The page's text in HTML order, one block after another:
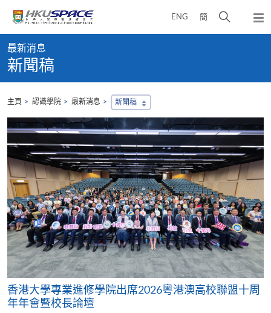
content
ENG 簡
開
彈
出
content
start
最新消息
新聞稿
主頁 認識學院 最新消息 新聞稿
香港大學專業進修學院出席2026粵港澳高校聯盟十周
年年會暨校長論壇